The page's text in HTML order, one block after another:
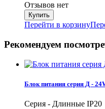
Отзывов нет
Перейти в корзину
Рекомендуем
Блок питания серия Д -
Серия - Длинные IP20